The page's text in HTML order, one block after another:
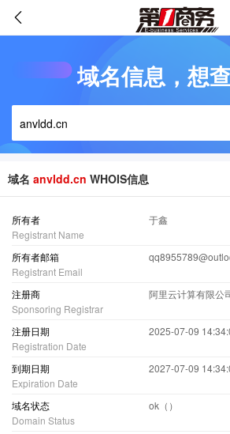
域名信息，想
域名 anvldd.cn WHOIS信息
所有者
Registrant Name
于鑫
所有者邮箱
Registrant Email
注册商
Sponsoring Registrar
阿里云计算有限公
注册日期
Registration Date
2025-07-09
到期日期
Expiration Date
2027-07-09
域名状态
Domain Status
ok（）